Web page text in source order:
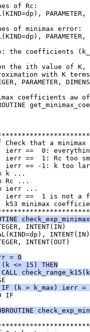
of Rc:
PARAMETER,
of minimax error:
PARAMETER,
the coefficients
the ith value of
with K
PARAMETER,
coefficients aw
Check that a
ierr ==  0:
ierr ==  1: Rc too
ierr == -1: k too
k ...
Rc ...
ierr ...
ierr ==  1 is not a
k53 minimax
INTENT(IN)
INTENT(OUT)
= 0
<= 15) THEN
(k > k_max) ierr =
IF